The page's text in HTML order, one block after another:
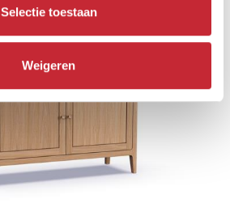
Selectie toestaan
Weigeren